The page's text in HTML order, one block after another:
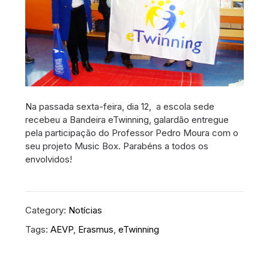
Na passada sexta-feira, dia 12, a escola sede
recebeu a Bandeira eTwinning, galardão entregue
pela participação do Professor Pedro Moura com o
seu projeto Music Box. Parabéns a todos os
envolvidos!
Category: Notícias
Tags:AEVP, Erasmus,eTwinning